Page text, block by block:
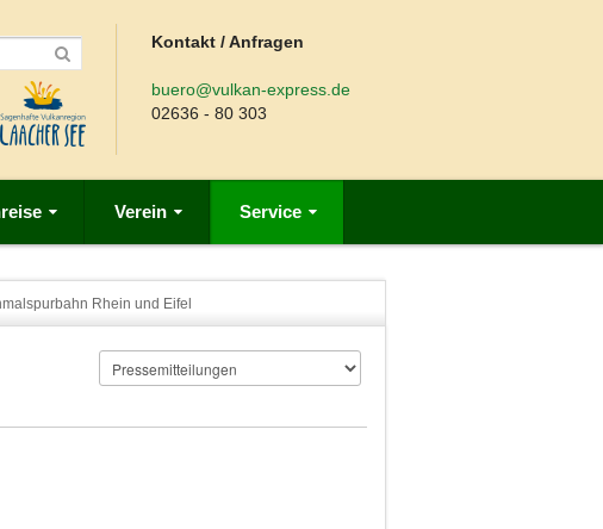
Kontakt / Anfragen
buero@vulkan-express.de
02636 - 80 303
Verein Service
Rhein und Eifel